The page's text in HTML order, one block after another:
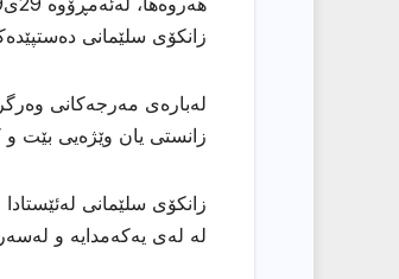
زانكۆی سلێمانی
لەبارەی مەرجەكانی
زانستی یان وێژەیی بێت و كۆنمرەكەی
زانكۆی سلێمانی
لە لەی یەكەمدایە و